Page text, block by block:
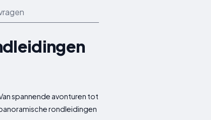
spannende avonturen tot
rondleidingen